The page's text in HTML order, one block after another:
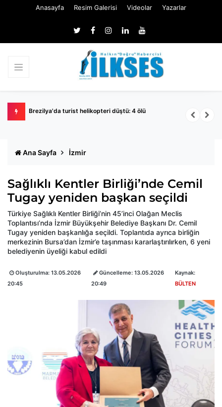
Anasayfa Resim Galerisi Videolar Yazarlar
Brezilya'da turist helikopteri düştü: 4 ölü
Ana Sayfa İzmir
Sağlıklı Kentler Birliği’nde Cemil
Tugay yeniden başkan seçildi
Türkiye Sağlıklı Kentler Birliği’nin 45’inci Olağan Meclis
Toplantısı’nda İzmir Büyükşehir Belediye Başkanı Dr. Cemil
Tugay yeniden başkanlığa seçildi. Toplantıda ayrıca birliğin
merkezinin Bursa’dan İzmir’e taşınması kararlaştırılırken, 6 yeni
belediyenin üyeliği kabul edildi
Oluşturulma: 13.05.2026
20:45
Güncelleme:13.05.2026
20:49
Kaynak:
BÜLTEN